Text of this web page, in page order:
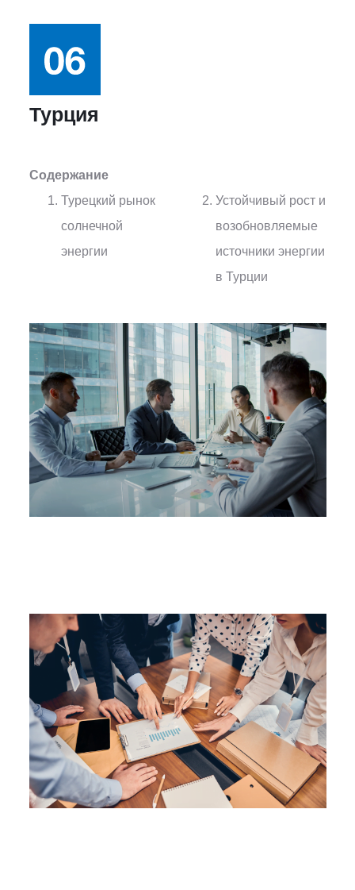
Турция
Содержание
Турецкий рынок
солнечной
энергии
Устойчивый рост и
возобновляемые
источники энергии
в Турции